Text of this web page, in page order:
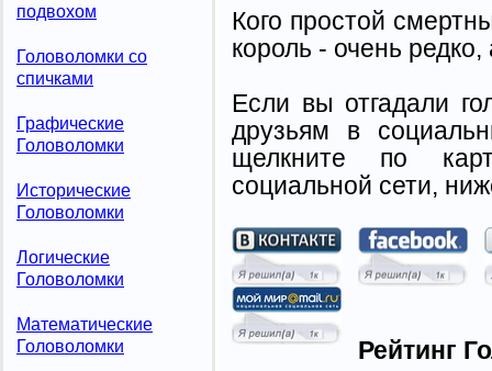
подвохом
Головоломки со
спичками
Графические
Головоломки
Исторические
Головоломки
Логические
Головоломки
Математические
Головоломки
Кого простой
король - очень редко,
Если вы отгадали
друзьям в
щелкните по
социальной сети,
Рейтинг